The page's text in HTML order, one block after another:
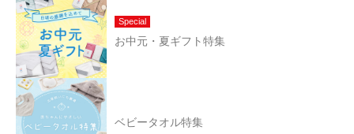
Special
お中元・夏ギフト特集
ベビータオル特集